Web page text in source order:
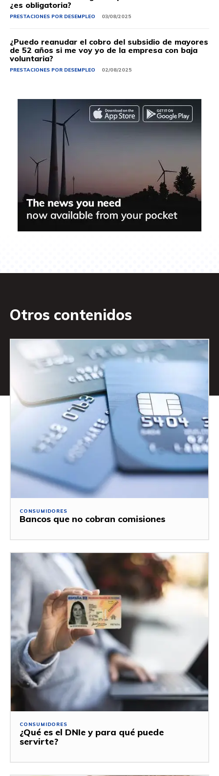
¿es obligatoria?
PRESTACIONES POR DESEMPLEO 03/08/2025
¿Puedo reanudar el cobro del subsidio de mayores
de 52 años si me voy yo de la empresa con baja
voluntaria?
PRESTACIONES POR DESEMPLEO 02/08/2025
Otros contenidos
CONSUMIDORES
Bancos que no cobran comisiones
CONSUMIDORES
¿Qué es el DNIe y para qué puede
servirte?